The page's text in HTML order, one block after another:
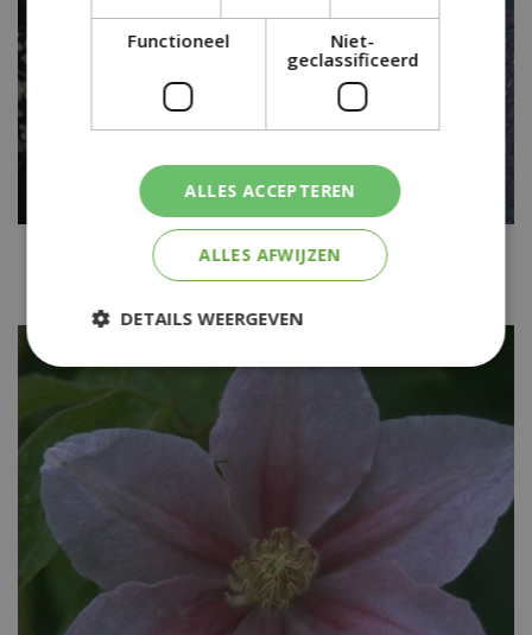
Clematis
Clematis armandii 'Apple Blossom'
Functioneel
Niet-
geclassificeerd
ALLES ACCEPTEREN
ALLES AFWIJZEN
DETAILS WEERGEVEN